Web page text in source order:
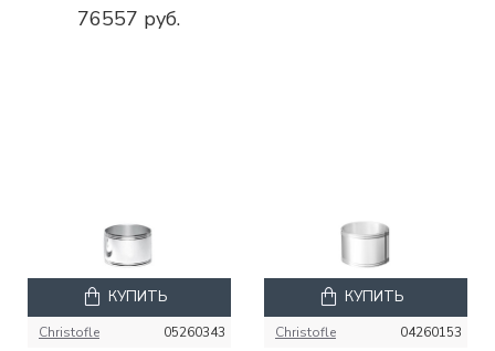
76557 руб.
Christofle 05260343
КУПИТЬ
Christofle 04260153
КУПИТЬ